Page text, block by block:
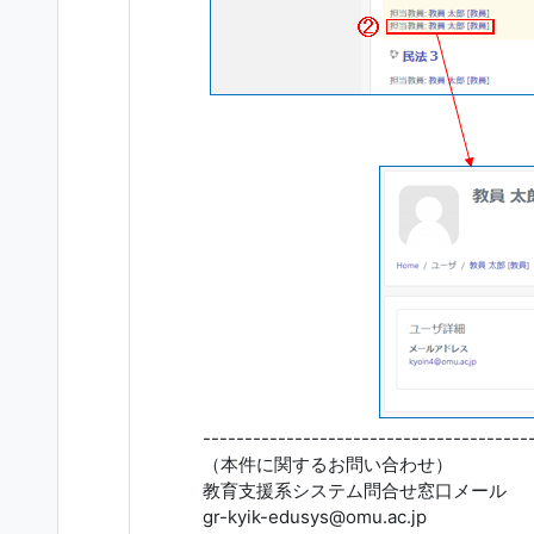
（本件に関するお問い合わせ）
教育支援系システム問合せ窓口メール
gr-kyik-edusys@omu.ac.jp